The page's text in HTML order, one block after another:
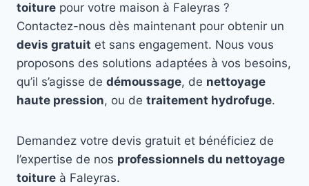
toiture pour votre maison à Faleyras ?
Contactez-nous dès maintenant pour obtenir un
devis gratuit et sans engagement. Nous vous
proposons des solutions adaptées à vos besoins,
qu’il s’agisse de démoussage, de nettoyage
haute pression, ou de traitement hydrofuge.
Demandez votre devis gratuit et bénéficiez de
l’expertise de nos professionnels du nettoyage
toiture à Faleyras.